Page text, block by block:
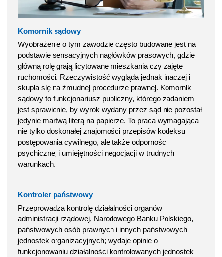
Komornik sądowy
Wyobrażenie o tym zawodzie często budowane jest na
podstawie sensacyjnych nagłówków prasowych, gdzie
główną rolę grają licytowane mieszkania czy zajęte
ruchomości. Rzeczywistość wygląda jednak inaczej i
skupia się na żmudnej procedurze prawnej. Komornik
sądowy to funkcjonariusz publiczny, którego zadaniem
jest sprawienie, by wyrok wydany przez sąd nie pozostał
jedynie martwą literą na papierze. To praca wymagająca
nie tylko doskonałej znajomości przepisów kodeksu
postępowania cywilnego, ale także odporności
psychicznej i umiejętności negocjacji w trudnych
warunkach.
Kontroler państwowy
Przeprowadza kontrolę działalności organów
administracji rządowej, Narodowego Banku Polskiego,
państwowych osób prawnych i innych państwowych
jednostek organizacyjnych; wydaje opinie o
funkcjonowaniu działalności kontrolowanych jednostek